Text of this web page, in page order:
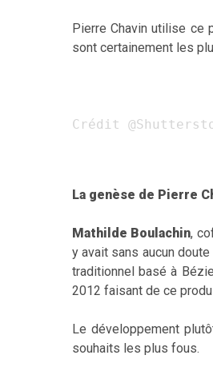
Pierre Chavin utilise ce
sont certainement les
Crédit
La genèse de Pierre
Mathilde Boulachin,
y avait sans aucun
traditionnel basé à
2012 faisant de ce
Le développement
souhaits les plus fous.